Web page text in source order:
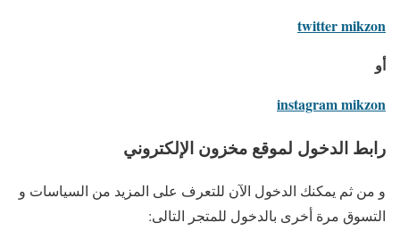
twitter mikzon
أو
instagram mikzon
رابط الدخول لموقع مخزون الإلكتروني
و من ثم يمكنك الدخول الآن للتعرف على المزيد من السياسات و
التسوق مرة أخرى بالدخول للمتجر التالى: